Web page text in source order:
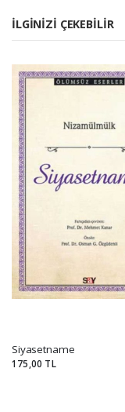
İLGINIZI ÇEKEBILIR
Siyasetname
175,00 TL